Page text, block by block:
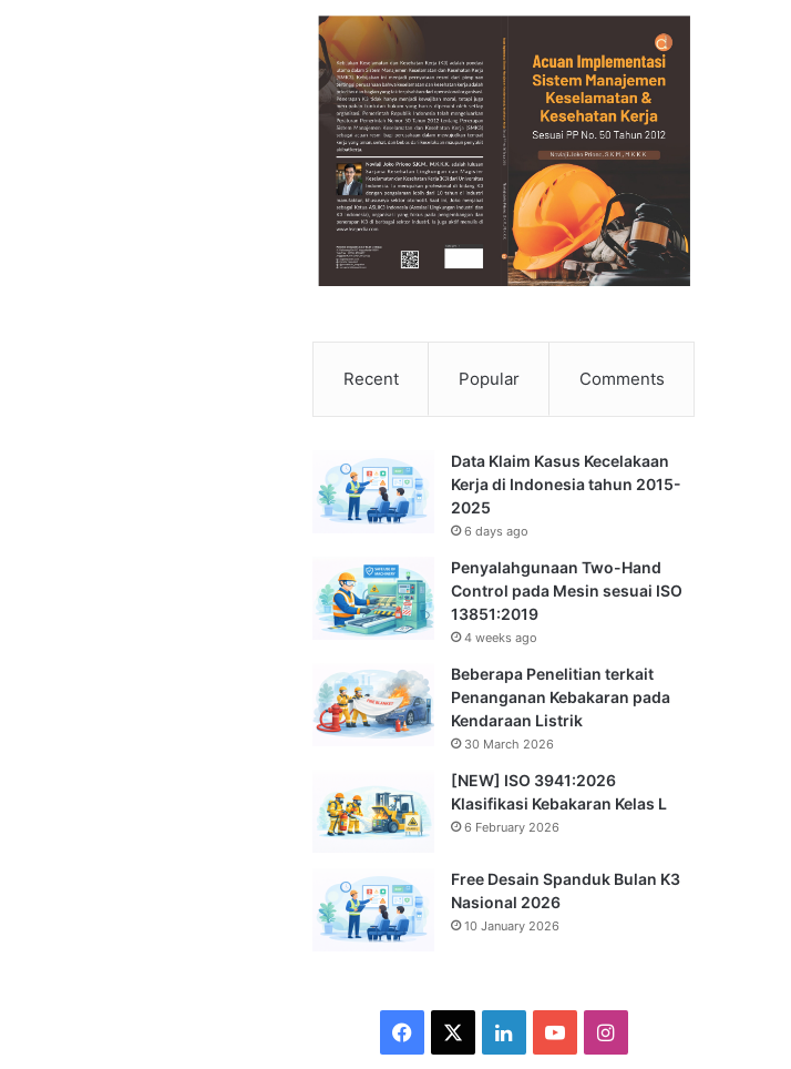
Recent Popular Comments
Data Klaim Kasus Kecelakaan
Kerja di Indonesia tahun 2015-
2025
6 days ago
Penyalahgunaan Two-Hand
Control pada Mesin sesuai ISO
13851:2019
4 weeks ago
Beberapa Penelitian terkait
Penanganan Kebakaran pada
Kendaraan Listrik
30 March 2026
[NEW] ISO 3941:2026
Klasifikasi Kebakaran Kelas L
6 February 2026
Free Desain Spanduk Bulan K3
Nasional 2026
10 January 2026
Facebook LinkedInYouTubeInstagram